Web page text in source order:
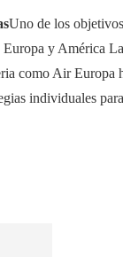
Uno de los
y América
como Air
individuales